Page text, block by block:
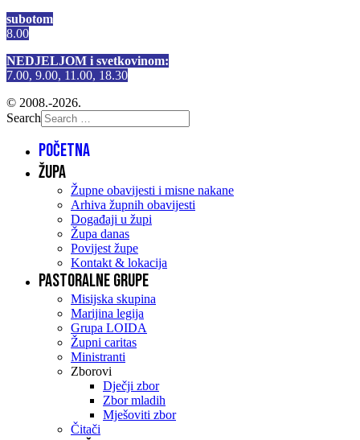
subotom
8.00
NEDJELJOM i svetkovinom:
7.00, 9.00, 11.00, 18.30
© 2008.-2026.
Search
Početna
Župa
Župne obavijesti i misne nakane
Arhiva župnih obavijesti
Događaji u župi
Župa danas
Povijest župe
Kontakt & lokacija
Pastoralne grupe
Misijska skupina
Marijina legija
Grupa LOIDA
Župni caritas
Ministranti
Zborovi
Dječji zbor
Zbor mladih
Mješoviti zbor
Čitači